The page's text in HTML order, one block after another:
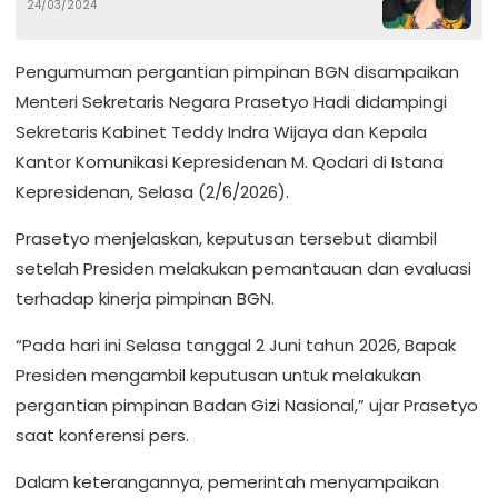
24/03/2024
Pengumuman pergantian pimpinan BGN disampaikan
Menteri Sekretaris Negara Prasetyo Hadi didampingi
Sekretaris Kabinet Teddy Indra Wijaya dan Kepala
Kantor Komunikasi Kepresidenan M. Qodari di Istana
Kepresidenan, Selasa (2/6/2026).
Prasetyo menjelaskan, keputusan tersebut diambil
setelah Presiden melakukan pemantauan dan evaluasi
terhadap kinerja pimpinan BGN.
“Pada hari ini Selasa tanggal 2 Juni tahun 2026, Bapak
Presiden mengambil keputusan untuk melakukan
pergantian pimpinan Badan Gizi Nasional,” ujar Prasetyo
saat konferensi pers.
Dalam keterangannya, pemerintah menyampaikan